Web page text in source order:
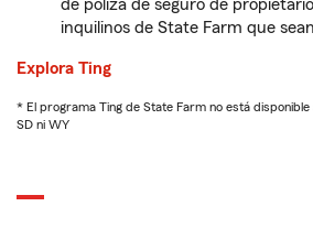
de póliza de seguro de
inquilinos de State Farm que
Explora Ting
* El programa Ting de State Farm no está disponible
SD ni WY